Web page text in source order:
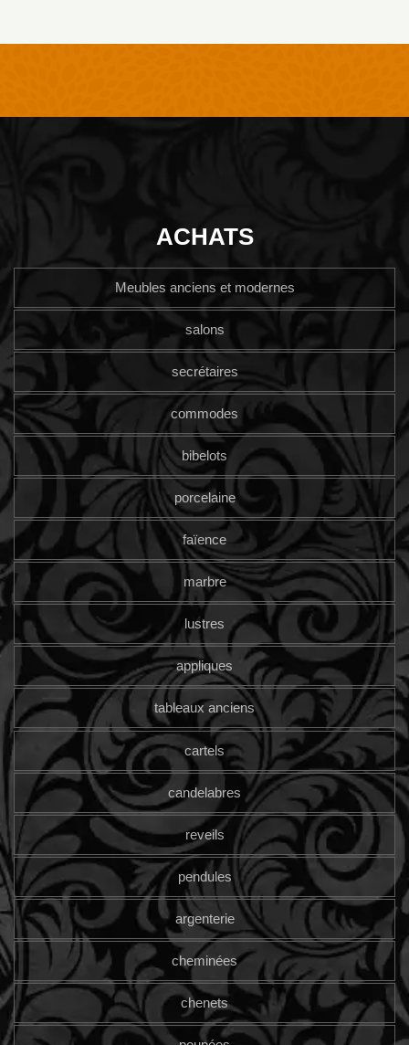
ACHATS
Meubles anciens et modernes
salons
secrétaires
commodes
bibelots
porcelaine
faïence
marbre
lustres
appliques
tableaux anciens
cartels
candelabres
reveils
pendules
argenterie
cheminées
chenets